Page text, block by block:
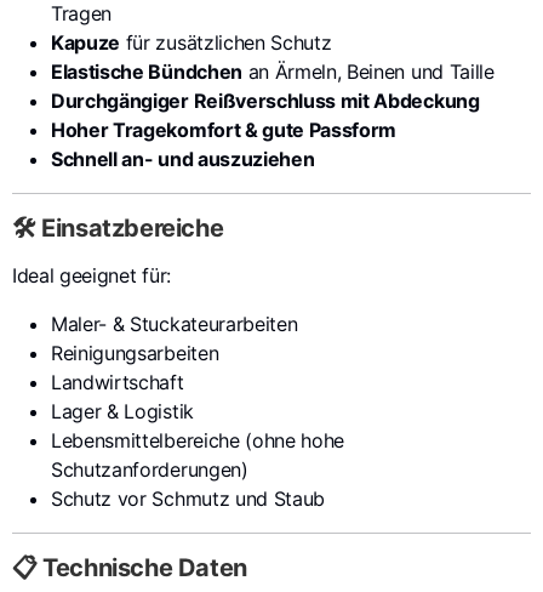
Tragen
Kapuze für zusätzlichen Schutz
Elastische Bündchen an Ärmeln, Beinen und Taille
Durchgängiger Reißverschluss mit Abdeckung
Hoher Tragekomfort & gute Passform
Schnell an- und auszuziehen
🛠️ Einsatzbereiche
Ideal geeignet für:
Maler- & Stuckateurarbeiten
Reinigungsarbeiten
Landwirtschaft
Lager & Logistik
Lebensmittelbereiche (ohne hohe
Schutzanforderungen)
Schutz vor Schmutz und Staub
📋 Technische Daten